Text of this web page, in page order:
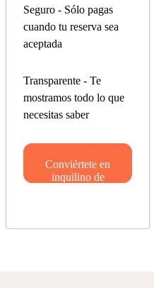
Seguro - Sólo pagas
cuando tu reserva sea
aceptada
Transparente - Te
mostramos todo lo que
necesitas saber
Conviértete en
inquilino de